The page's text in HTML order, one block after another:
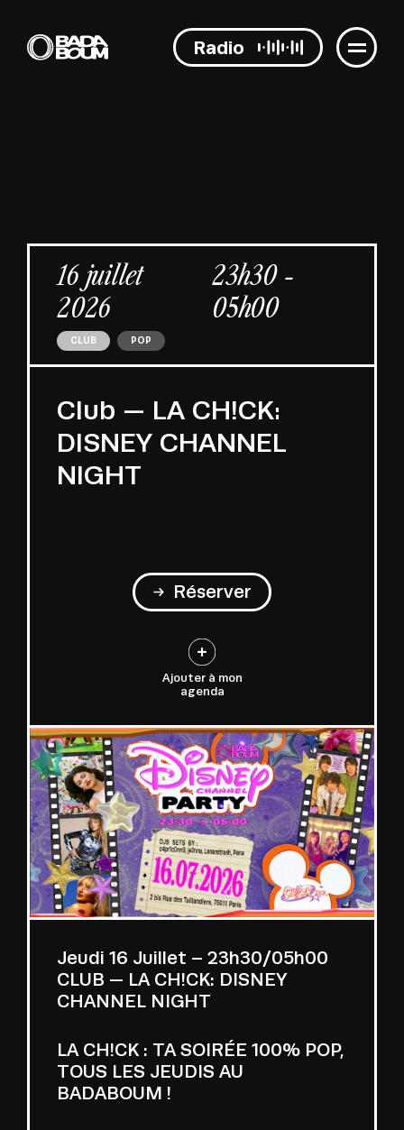
Radio
16 juillet
2026
23h30 -
05h00
CLUB POP
Club — LA CH!CK:
DISNEY CHANNEL
NIGHT
Réserver
Ajouter à mon
agenda
Jeudi 16 Juillet – 23h30/05h00
CLUB — LA CH!CK: DISNEY
CHANNEL NIGHT
LA CH!CK : TA SOIRÉE 100% POP,
TOUS LES JEUDIS AU
BADABOUM !